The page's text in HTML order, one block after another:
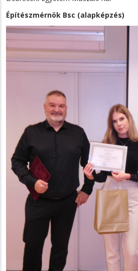
Építészmérnök Bsc (alapképzés)